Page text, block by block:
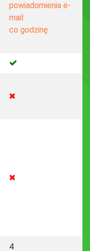
powiadomienia e-
mail:
co godzinę
4